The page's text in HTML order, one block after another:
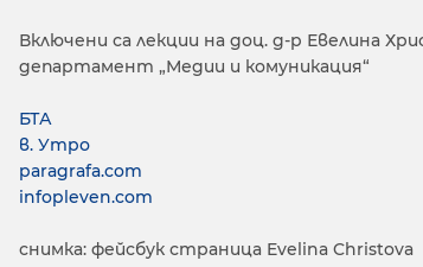
Включени са лекции на доц. д-р Евелина
департамент „Медии и комуникация“
БТА
в. Утро
paragrafa.com
infopleven.com
снимка: фейсбук страница Evelina Christova